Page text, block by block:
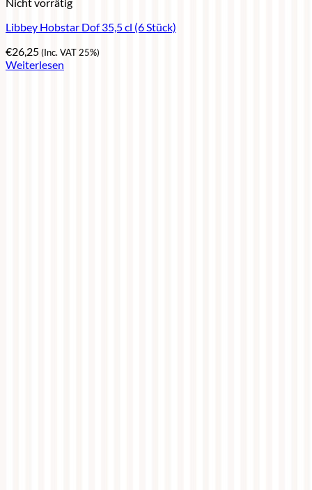
Libbey Hobstar Dof 35,5 cl (6 Stück)
€26,25(Inc. VAT 25%)
Weiterlesen